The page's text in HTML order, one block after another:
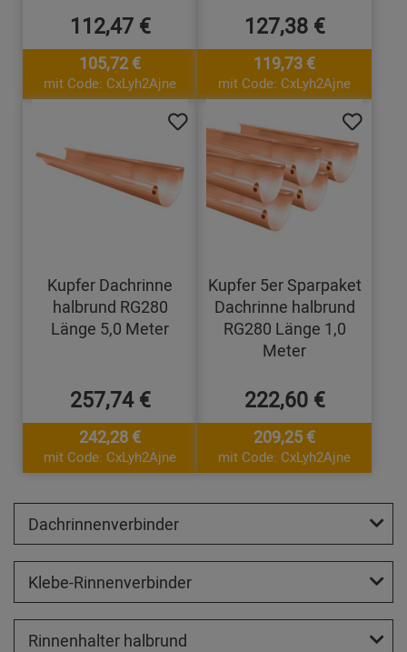
112,47 €
105,72 €
mit Code: CxLyh2Ajne
127,38 €
119,73 €
mit Code: CxLyh2Ajne
Kupfer Dachrinne
halbrund RG280
Länge 5,0 Meter
257,74 €
242,28 €
mit Code: CxLyh2Ajne
Kupfer 5er Sparpaket
Dachrinne halbrund
RG280 Länge 1,0
Meter
222,60 €
209,25 €
mit Code: CxLyh2Ajne
Dachrinnenverbinder
Klebe-Rinnenverbinder
Rinnenhalter halbrund